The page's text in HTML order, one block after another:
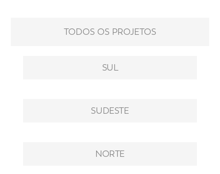
TODOS OS PROJETOS
SUL
SUDESTE
NORTE